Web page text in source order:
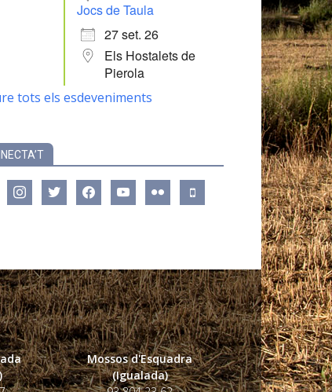
Jocs de Taula
27 set. 26
Els Hostalets de
Pierola
tots els esdeveniments
instagramtwitter facebookyoutube flickr mobile
Mossos d'Esquadra
(Igualada)